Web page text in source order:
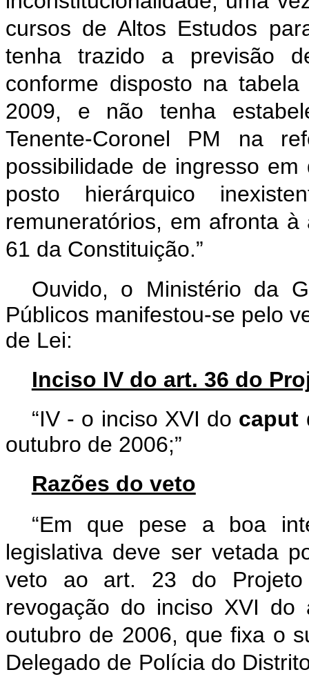
cursos de Altos Estudos
tenha trazido a previsão
conforme disposto na
2009, e não tenha
Tenente-Coronel PM na
possibilidade de ingresso
posto hierárquico
remuneratórios, em afronta à
61 da Constituição.”
Ouvido, o Ministério da
Públicos manifestou-se pelo
de Lei:
Inciso IV do art. 36 do
“IV - o inciso XVI do caput
outubro de 2006;”
Razões do veto
“Em que pese a boa
legislativa deve ser vetada
veto ao art. 23 do Projeto
revogação do inciso XVI
outubro de 2006, que fixa o
Delegado de Polícia do